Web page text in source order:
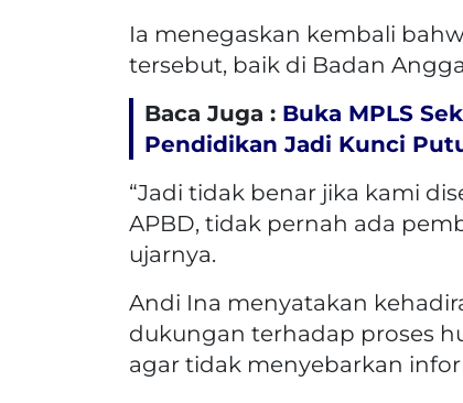
Ia menegaskan kembali
tersebut, baik di Badan
Baca Juga : Buka MPLS
Pendidikan Jadi Kunci
“Jadi tidak benar jika kami
APBD, tidak pernah ada
ujarnya.
Andi Ina menyatakan
dukungan terhadap proses
agar tidak menyebarkan